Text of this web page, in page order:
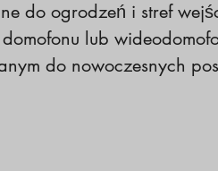
do ogrodzeń i stref
lub
do nowoczesnych